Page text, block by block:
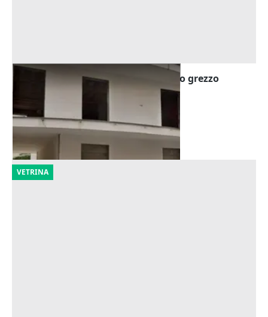
Asta Tre unità residenziali allo stato grezzo
Casoria (Napoli)
Offerta minima
150.000 €
04/09/2026
VETRINA